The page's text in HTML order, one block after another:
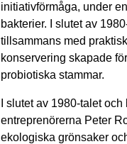
initiativförmåga, under
bakterier. I slutet av
tillsammans med
konservering skapade
probiotiska stammar.
I slutet av 1980-talet
entreprenörerna Peter
ekologiska grönsaker